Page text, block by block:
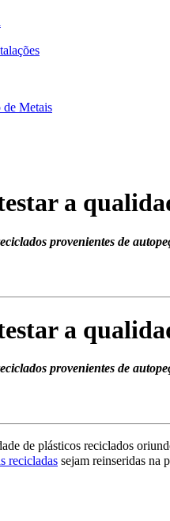
de Metais
a
provenientes de
a
provenientes de
de plásticos reciclados
recicladas sejam reinseridas na